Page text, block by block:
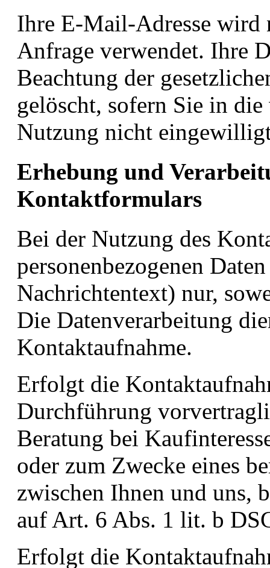
Ihre E-Mail-Adresse wird
Anfrage verwendet. Ihre
Beachtung der
gelöscht, sofern Sie in
Nutzung nicht
Erhebung und
Kontaktformulars
Bei der Nutzung des
personenbezogenen
Nachrichtentext) nur,
Die Datenverarbeitung
Kontaktaufnahme.
Erfolgt die
Durchführung
Beratung bei
oder zum Zwecke eines
zwischen Ihnen und uns,
auf Art. 6 Abs. 1 lit. b
Erfolgt die